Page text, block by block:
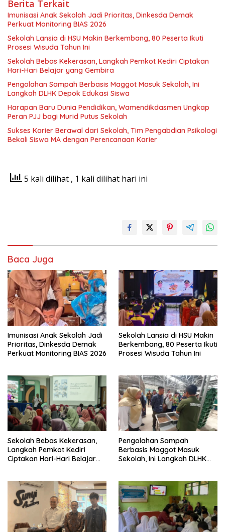
Berita Terkait
Imunisasi Anak Sekolah Jadi Prioritas, Dinkesda Demak
Perkuat Monitoring BIAS 2026
Sekolah Lansia di HSU Makin Berkembang, 80 Peserta Ikuti
Prosesi Wisuda Tahun Ini
Sekolah Bebas Kekerasan, Langkah Pemkot Kediri Ciptakan
Hari-Hari Belajar yang Gembira
Pengolahan Sampah Berbasis Maggot Masuk Sekolah, Ini
Langkah DLHK Depok Edukasi Siswa
Harapan Baru Dunia Pendidikan, Wamendikdasmen Ungkap
Peran PJJ bagi Murid Putus Sekolah
Sukses Karier Berawal dari Sekolah, Tim Pengabdian Psikologi
Bekali Siswa MA dengan Perencanaan Karier
5 kali dilihat , 1 kali dilihat hari ini
Baca Juga
Imunisasi Anak Sekolah Jadi
Prioritas, Dinkesda Demak
Perkuat Monitoring BIAS 2026
Sekolah Lansia di HSU Makin
Berkembang, 80 Peserta Ikuti
Prosesi Wisuda Tahun Ini
Sekolah Bebas Kekerasan,
Langkah Pemkot Kediri
Ciptakan Hari-Hari Belajar
Pengolahan Sampah
Berbasis Maggot Masuk
Sekolah, Ini Langkah DLHK